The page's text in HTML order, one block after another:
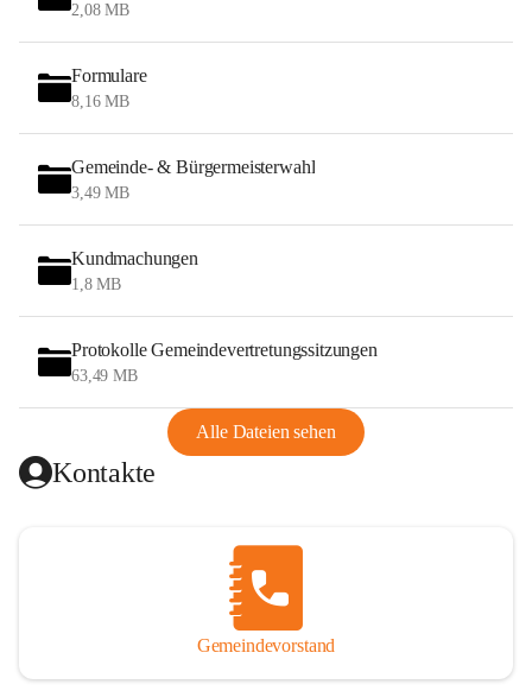
2,08 MB
Formulare
8,16 MB
Gemeinde- & Bürgermeisterwahl
3,49 MB
Kundmachungen
1,8 MB
Protokolle Gemeindevertretungssitzungen
63,49 MB
Alle Dateien sehen
Kontakte
Gemeindevorstand